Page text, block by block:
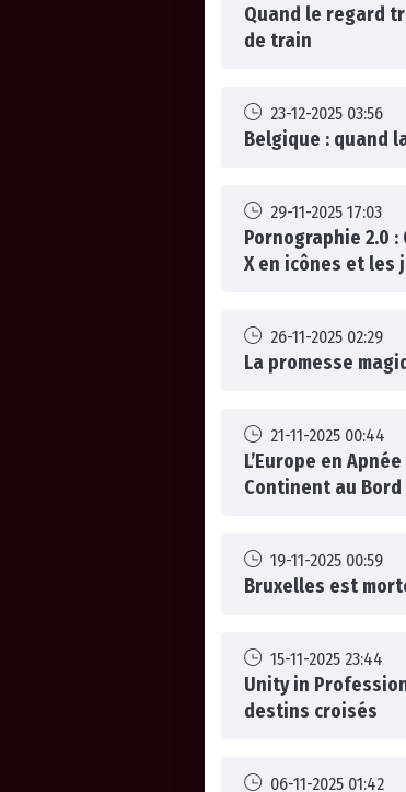
Quand le regard
de train
23-12-2025 03:56
Belgique : quand
29-11-2025 17:03
Pornographie 2.0
X en icônes et
26-11-2025 02:29
La promesse
21-11-2025 00:44
L’Europe en
Continent au
19-11-2025 00:59
Bruxelles est
15-11-2025 23:44
Unity in
destins croisés
06-11-2025 01:42